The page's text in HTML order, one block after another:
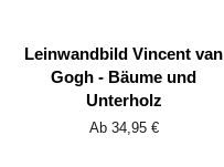
Leinwandbild Vincent van
Gogh - Bäume und
Unterholz
Ab 34,95 €